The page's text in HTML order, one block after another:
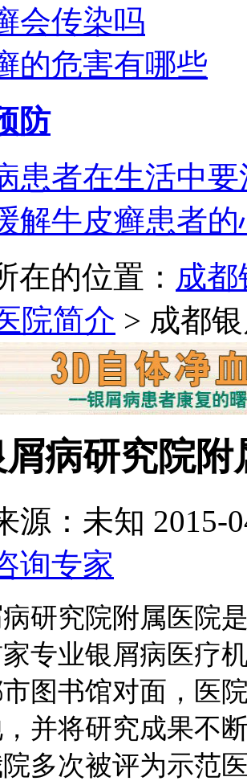
会传染吗
的危害有哪些
防
患者在生活中要
解牛皮癣患者的
在的位置： 成
院简介 > 成都
病研究院附
源：未知 2015-
询专家
研究院附属医院
专业银屑病医疗
图书馆对面，医
并将研究成果不
多次被评为示范